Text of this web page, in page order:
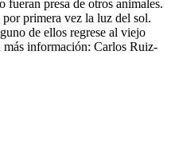
fueran presa de otros animales.
primera vez la luz del sol.
de ellos regrese al viejo
más información: Carlos Ruiz-